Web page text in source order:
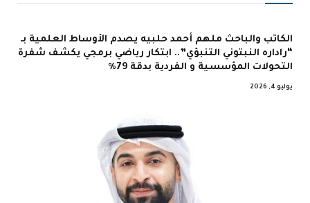
الكاتب والباحث ملهم أحمد حلبيه يصدم الأوساط العلمية بـ
“راداره النبتوني التنبؤي”.. ابتكار رياضي برمجي يكشف شفرة
التحولات المؤسسية و الفردية بدقة 79%
يوليو 4, 2026